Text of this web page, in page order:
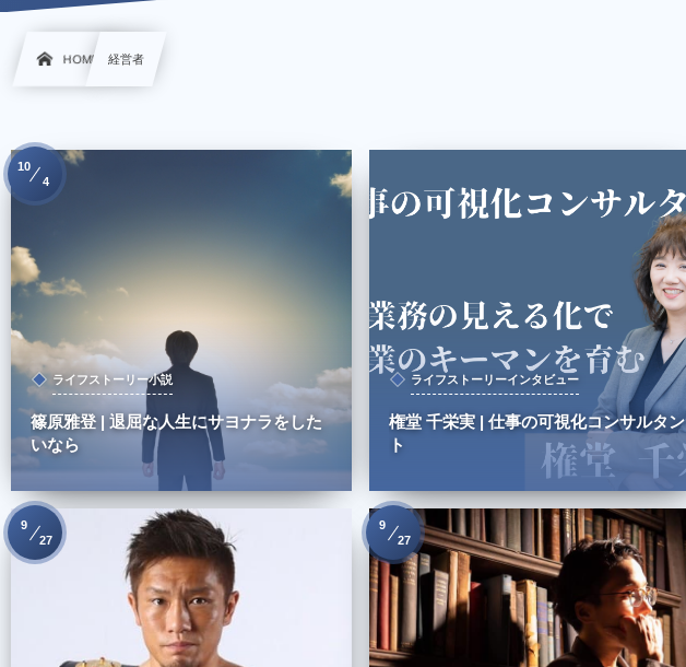
HOME 経営者
ライフストーリー小説
篠原雅登 | 退屈な人生にサヨナラをした
いなら
10
4
ライフストーリーインタビュー
権堂 千栄実 | 仕事の可視化コンサルタン
ト
9
27
9
27